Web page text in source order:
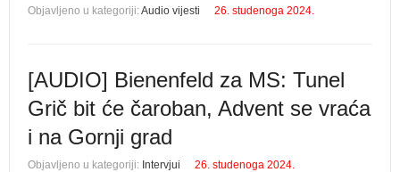
Objavljeno u kategoriji:Audio vijesti 26. studenoga 2024.
[AUDIO] Bienenfeld za MS: Tunel
Grič bit će čaroban, Advent se vraća
i na Gornji grad
Objavljeno u kategoriji: Intervjui 26. studenoga 2024.